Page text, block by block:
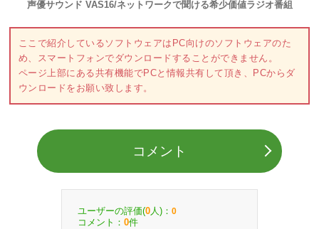
声優サウンド VAS16/ネットワークで聞ける希少価値ラジオ番組
ここで紹介しているソフトウェアはPC向けのソフトウェアのた
め、スマートフォンでダウンロードすることができません。
ページ上部にある共有機能でPCと情報共有して頂き、PCからダ
ウンロードをお願い致します。
コメント
ユーザーの評価(0 人)： 0
コメント： 0件